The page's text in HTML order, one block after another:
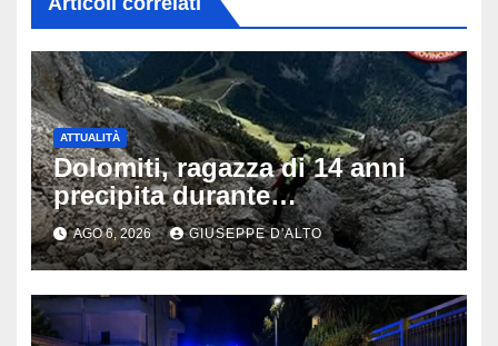
ATTUALITÀ
Dolomiti, ragazza di 14 anni
precipita durante
un’escursione: tragedia sul
Latemar davanti alla famiglia
AGO 6, 2026 GIUSEPPE D'ALTO